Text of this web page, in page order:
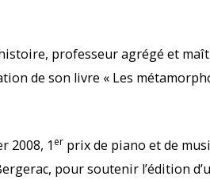
professeur agrégé et
de son livre « Les
2008, 1er prix de piano et de
pour soutenir l’édition